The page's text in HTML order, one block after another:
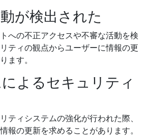
が検出された
への不正アクセスや不審な活動を検
ティの観点からユーザーに情報の更
ます。
よるセキュリティ
ティシステムの強化が行われた際、
報の更新を求めることがあります。